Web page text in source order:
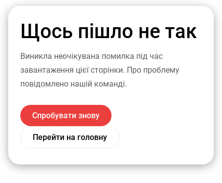
Щось пішло не так
Виникла неочікувана помилка під час
завантаження цієї сторінки. Про проблему
повідомлено нашій команді.
Спробувати знову
Перейти на головну